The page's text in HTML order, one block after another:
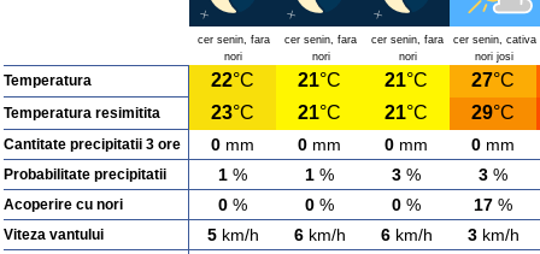
cer senin, fara
nori
cer senin, fara
nori
cer senin, fara
nori
cer senin, cativa
nori josi
Temperatura 22°C 21°C 21°C 27°C
Temperatura resimitita 23°C 21°C 21°C 29°C
Cantitate precipitatii 3 ore 0 mm 0 mm 0 mm 0 mm
Probabilitate precipitatii 1 % 1 % 3 % 3 %
Acoperire cu nori 0 % 0 % 0 % 17 %
Viteza vantului 5km/h 6km/h 6km/h 3km/h